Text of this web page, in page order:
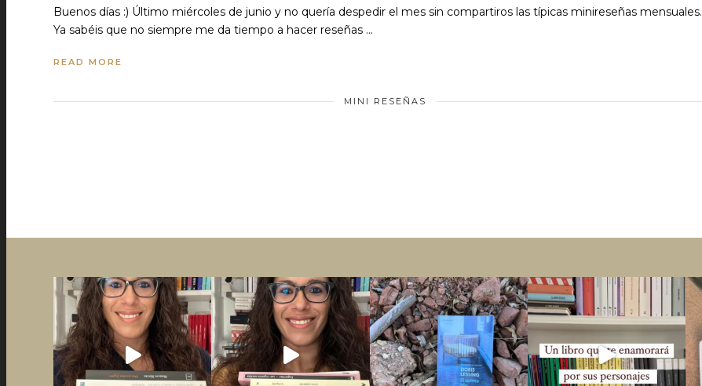
Buenos días :) Último miércoles de junio y no quería despedir el mes sin compartiros las típicas minireseñas mensuales.
Ya sabéis que no siempre me da tiempo a hacer reseñas …
READ MORE
MINI RESEÑAS